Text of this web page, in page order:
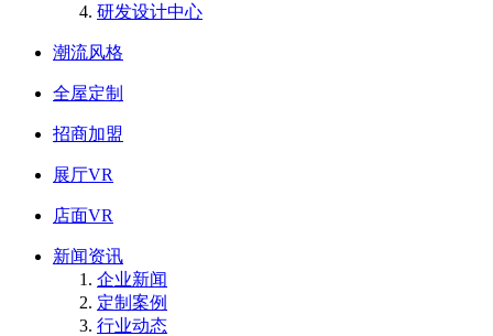
研发设计中心
潮流风格
全屋定制
招商加盟
展厅VR
店面VR
新闻资讯
企业新闻
定制案例
行业动态